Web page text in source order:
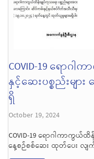
COVID-19 ရော
နှင့်ဆေးပစ္စည်းမျ
ရှိ
October 19, 2024
COVID-19 ရောဂါကာကွယ်ထိ
နေ့စဉ်စစ်ဆေး ထုတ်ပေး လျ